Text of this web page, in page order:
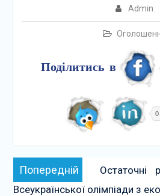
Admin
Поділитись в
0
Навігація
записів
Попередній Попередній:
Остаточні
Всеукраїнської олімпіади з